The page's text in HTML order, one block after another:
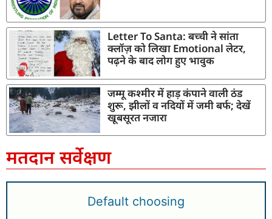
Letter To Santa: बच्ची ने सांता
क्लॉज़ को लिखा Emotional लेटर,
पढ़ने के बाद लोग हुए भावुक
जम्मू कश्मीर में हाड़ कंपाने वाली ठंड
शुरू, झीलों व नदियों में जमी बर्फ; देखें
खूबसूरत नजारा
मतदान सर्वेक्षण
Default choosing